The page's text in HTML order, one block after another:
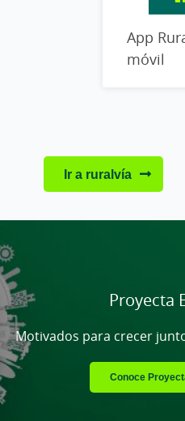
App
móvil
Ir a ruralvía
contenido,
por
favor
espere...
Proyecta
Motivados para crecer
Conoce